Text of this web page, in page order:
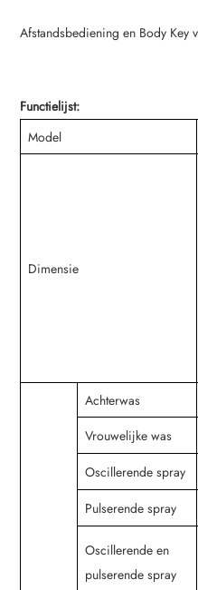
Afstandsbediening en Body Key
Functielijst:
Model
Dimensie
Achterwas
Vrouwelijke was
Oscillerende spray
Pulserende spray
Oscillerende en
pulserende spray